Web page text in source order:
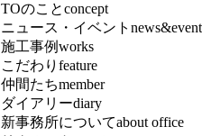
TOのことconcept
ニュース・イベント news&event
施工事例works
こだわり feature
仲間たちmember
ダイアリーdiary
新事務所についてabout office